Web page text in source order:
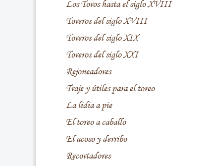
Los Toros hasta el siglo XVIII
Toreros del siglo XVIII
Toreros del siglo XIX
Toreros del siglo XXI
Rejoneadores
Traje y útiles para el toreo
La lidia a pie
El toreo a caballo
El acoso y derribo
Recortadores